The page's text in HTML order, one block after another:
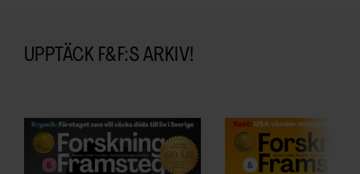
UPPTÄCK F&F:S ARKIV!